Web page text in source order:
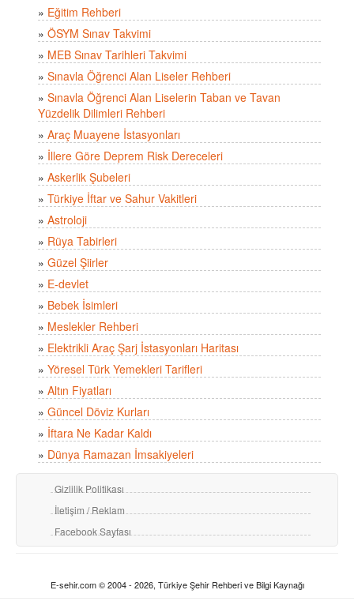
» Eğitim Rehberi
» ÖSYM Sınav Takvimi
» MEB Sınav Tarihleri Takvimi
» Sınavla Öğrenci Alan Liseler Rehberi
» Sınavla Öğrenci Alan Liselerin Taban ve Tavan
Yüzdelik Dilimleri Rehberi
» Araç Muayene İstasyonları
» İllere Göre Deprem Risk Dereceleri
» Askerlik Şubeleri
» Türkiye İftar ve Sahur Vakitleri
» Astroloji
» Rüya Tabirleri
» Güzel Şiirler
» E-devlet
» Bebek İsimleri
» Meslekler Rehberi
» Elektrikli Araç Şarj İstasyonları Haritası
» Yöresel Türk Yemekleri Tarifleri
» Altın Fiyatları
» Güncel Döviz Kurları
» İftara Ne Kadar Kaldı
» Dünya Ramazan İmsakiyeleri
Gizlilik Politikası
İletişim / Reklam
Facebook Sayfası
E-sehir.com © 2004 - 2026, Türkiye Şehir Rehberi ve Bilgi Kaynağı